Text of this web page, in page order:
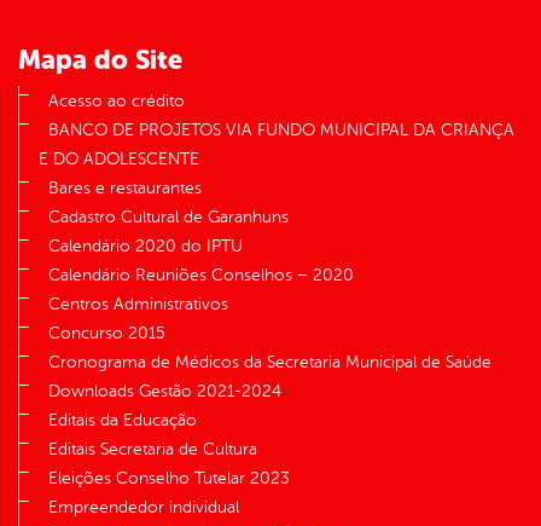
Mapa do Site
Acesso ao crédito
BANCO DE PROJETOS VIA FUNDO MUNICIPAL DA CRIANÇA
E DO ADOLESCENTE
Bares e restaurantes
Cadastro Cultural de Garanhuns
Calendário 2020 do IPTU
Calendário Reuniões Conselhos – 2020
Centros Administrativos
Concurso 2015
Cronograma de Médicos da Secretaria Municipal de Saúde
Downloads Gestão 2021-2024
Editais da Educação
Editais Secretaria de Cultura
Eleições Conselho Tutelar 2023
Empreendedor individual